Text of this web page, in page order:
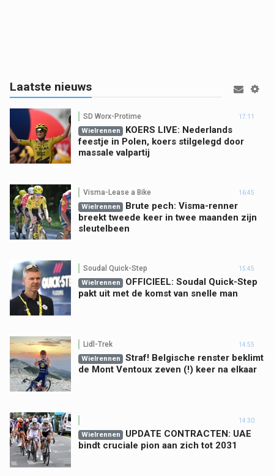
Laatste nieuws
SD Worx-Protime 17:11
Wielrennen
KOERS LIVE: Nederlands
feestje in Polen, koers stilgelegd door
massale valpartij
Visma-Lease a Bike 16:45
Wielrennen
Brute pech: Visma-renner
breekt tweede keer in twee maanden zijn
sleutelbeen
Soudal Quick-Step 15:45
Wielrennen
OFFICIEEL: Soudal Quick-Step
pakt uit met de komst van snelle man
Lidl-Trek 14:55
Wielrennen
Straf! Belgische renster beklimt
de Mont Ventoux zeven (!) keer na elkaar
14:30
Wielrennen
UPDATE CONTRACTEN: UAE
bindt cruciale pion aan zich tot 2031